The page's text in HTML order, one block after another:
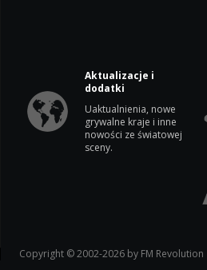
Aktualizacje i
dodatki
Uaktualnienia, nowe
grywalne kraje i inne
nowości ze światowej
sceny.
Copyright © 2002-2026 by FM Revolution